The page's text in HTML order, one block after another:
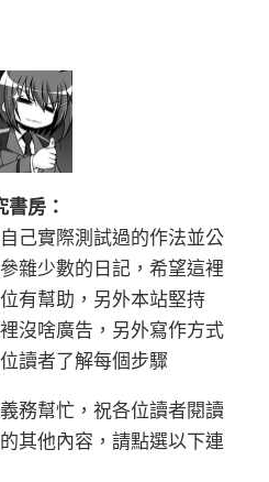
房：
己實際測試過的作法並公
雜少數的日記，希望這裡
有幫助，另外本站堅持
沒啥廣告，另外寫作方式
讀者了解每個步驟
務幫忙，祝各位讀者閱讀
其他內容，請點選以下連